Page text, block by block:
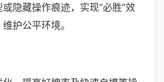
隐藏操作痕迹，实现“必胜”效
护公平环境。